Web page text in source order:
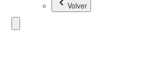
Volver